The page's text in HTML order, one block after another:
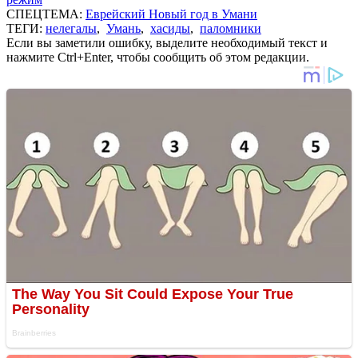
СПЕЦТЕМА: Еврейский Новый год в Умани
ТЕГИ: нелегалы, Умань, хасиды, паломники
Если вы заметили ошибку, выделите необходимый текст и
нажмите Ctrl+Enter, чтобы сообщить об этом редакции.